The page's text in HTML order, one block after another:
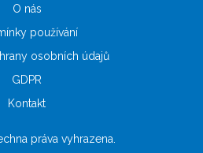
O nás
používání
osobních údajů
GDPR
Kontakt
práva vyhrazena.